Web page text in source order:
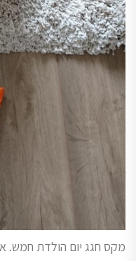
מקס חגג יום הולדת חמש.